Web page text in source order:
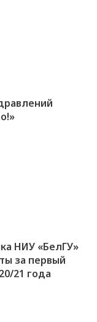
НИУ «БелГУ»
за первый
21 года